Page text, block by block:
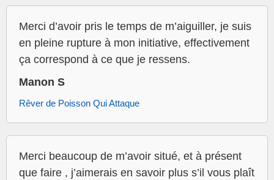
Merci d’avoir pris le temps de m’aiguiller, je suis
en pleine rupture à mon initiative, effectivement
ça correspond à ce que je ressens.
Manon S
Rêver de Poisson Qui Attaque
Merci beaucoup de m’avoir situé, et à présent
que faire , j’aimerais en savoir plus s’il vous plaît